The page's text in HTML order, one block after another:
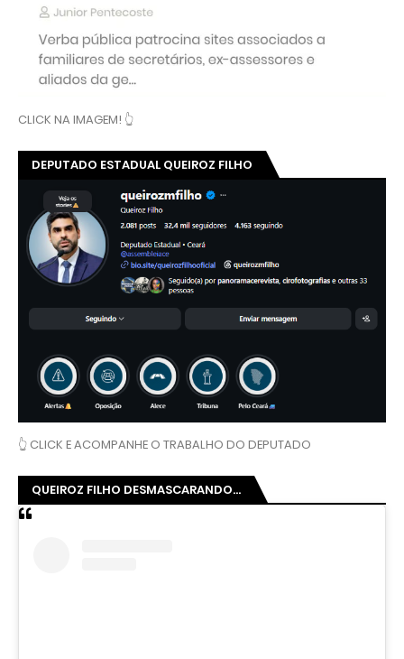
CLICK NA IMAGEM! 👆
DEPUTADO ESTADUAL QUEIROZ FILHO
👆 CLICK E ACOMPANHE O TRABALHO DO DEPUTADO
QUEIROZ FILHO DESMASCARANDO...